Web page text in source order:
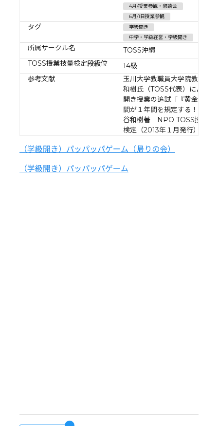
4月/授業参観・懇談会
6月/1日授業参観
タグ
学級開き
中学・学級経営・学級開き
所属サークル名
TOSS沖縄
TOSS授業技量検定段級位
14級
参考文献
玉川大学教職員大学院教授 谷
和樹氏（TOSS代表）による学
開き授業の追試［『黄金の３日
間が１年間を規定する！！』
谷和樹著 NPO TOSS授業技
検定（2013年１月発行）］
（学級開き）パッパッパゲーム（帰りの会）
（学級開き）パッパッパゲーム